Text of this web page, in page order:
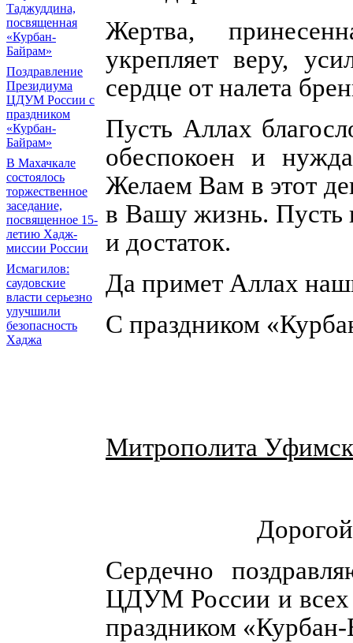
Таджуддина,
посвященная
«Курбан-
Байрам»
Поздравление
Президиума
ЦДУМ России с
праздником
«Курбан-
Байрам»
В Махачкале
состоялось
торжественное
заседание,
посвященное 15-
летию Хадж-
миссии России
Исмагилов:
саудовские
власти серьезно
улучшили
безопасность
Хаджа
Жертва,
укрепляет веру,
сердце от налета
Пусть Аллах
обеспокоен и
Желаем Вам в этот
в Вашу жизнь. Пусть
и достаток.
Да примет Аллах
С праздником
Митрополита
Сердечно
ЦДУМ России и всех
праздником